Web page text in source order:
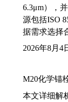
6.3μm），
源包括ISO
据需求选择
2026年8月4
M20化学锚
本文详细解